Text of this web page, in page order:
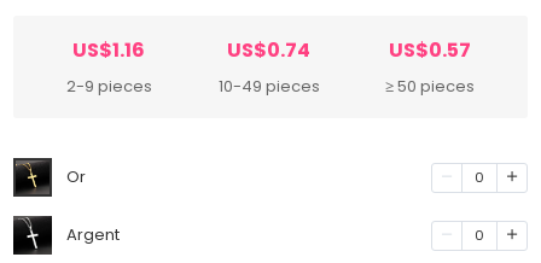
US$1.16
2-9 pieces
US$0.74
10-49 pieces
US$0.57
≥ 50 pieces
Or 0
Argent 0